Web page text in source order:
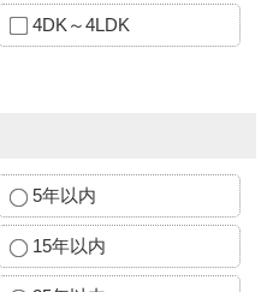
4DK～4LDK
5年以内
15年以内